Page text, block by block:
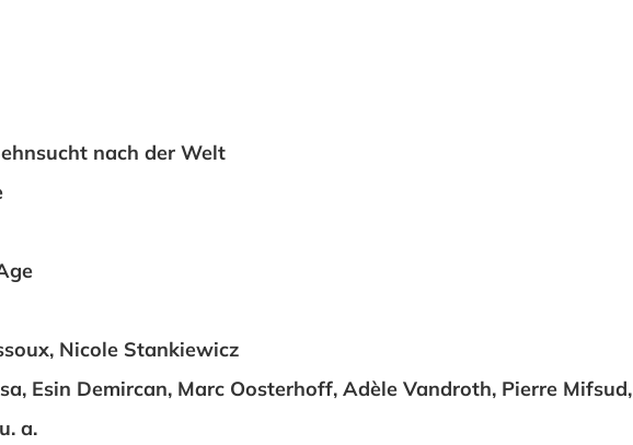
nach der Welt
Nicole Stankiewicz
Esin Demircan, Marc Oosterhoff, Adèle Vandroth, Pierre Mifsud,
a.